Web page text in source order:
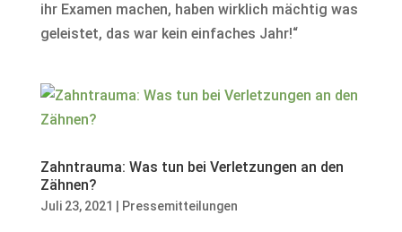
ihr Examen machen, haben wirklich mächtig was
geleistet, das war kein einfaches Jahr!“
Zahntrauma: Was tun bei Verletzungen an den
Zähnen?
Juli 23, 2021 Pressemitteilungen